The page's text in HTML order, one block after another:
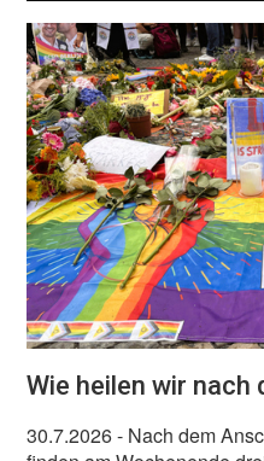
Wie heilen wir nach
30.7.2026- Nach dem